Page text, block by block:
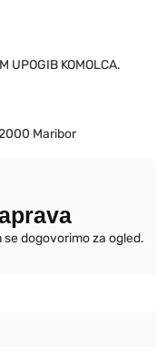
KOMOLCA.
Maribor
dogovorimo za ogled.